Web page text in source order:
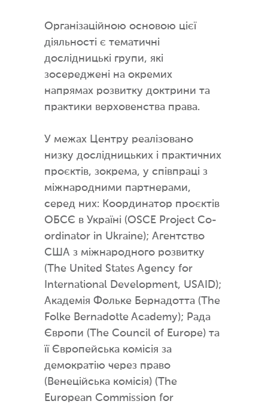
Організаційною основою цієї
діяльності є тематичні
дослідницькі групи, які
зосереджені на окремих
напрямах розвитку доктрини та
практики верховенства права.
У межах Центру реалізовано
низку дослідницьких і практичних
проєктів, зокрема, у співпраці з
міжнародними партнерами,
серед них: Координатор проєктів
ОБСЄ в Україні (OSCE Project Co-
ordinator in Ukraine); Агентство
США з міжнародного розвитку
(The United States Agency for
International Development, USAID);
Академія Фольке Бернадотта (The
Folke Bernadotte Academy); Рада
Європи (The Council of Europe) та
її Європейська комісія за
демократію через право
(Венеційська комісія) (The
European Commission for